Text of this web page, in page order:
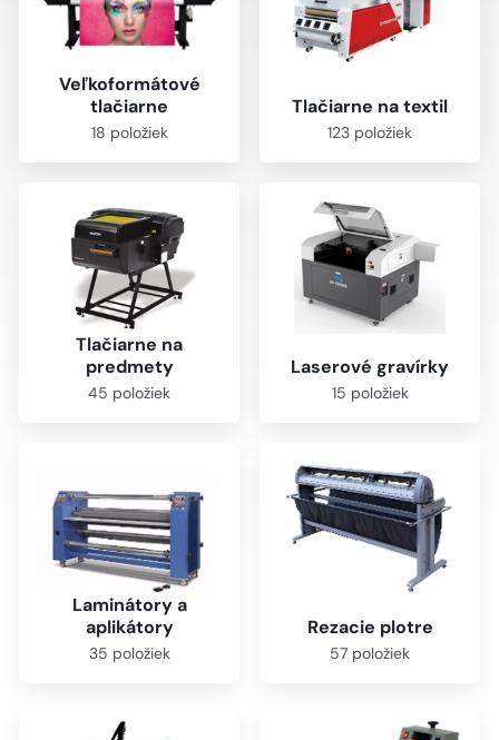
Veľkoformátové
tlačiarne
18 položiek
Tlačiarne na textil
123 položiek
Tlačiarne na
predmety
45 položiek
Laserové gravírky
15 položiek
Laminátory a
aplikátory
35 položiek
Rezacie plotre
57 položiek